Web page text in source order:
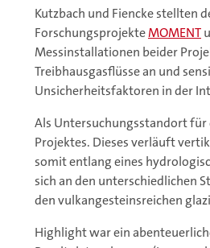
Kutzbach und Fiencke stellten
ForschungsprojekteMOMENT
Messinstallationen beider
Treibhausgasflüsse an und
Unsicherheitsfaktoren in der
Als Untersuchungsstandort für
Projektes. Dieses verläuft
somit entlang eines
sich an den unterschiedlichen
den vulkangesteinsreichen
Highlight war ein